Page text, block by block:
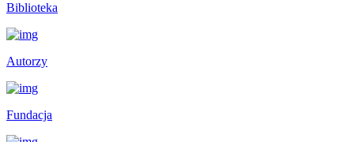
Biblioteka
Autorzy
Fundacja